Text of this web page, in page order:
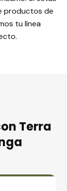
productos de
tu línea
Terra